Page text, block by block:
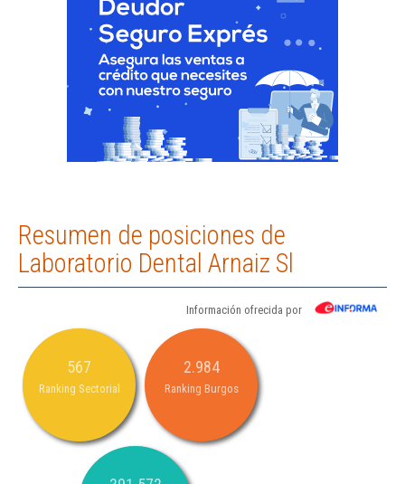
Resumen de posiciones de
Laboratorio Dental Arnaiz Sl
Información ofrecida por
567
Ranking Sectorial
2.984
Ranking Burgos